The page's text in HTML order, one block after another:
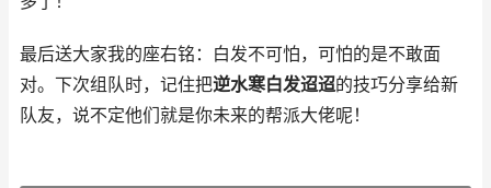
最后送大家我的座右铭：白发不可怕，可怕的是不敢面
对。下次组队时，记住把逆水寒白发迢迢的技巧分享给新
队友，说不定他们就是你未来的帮派大佬呢！